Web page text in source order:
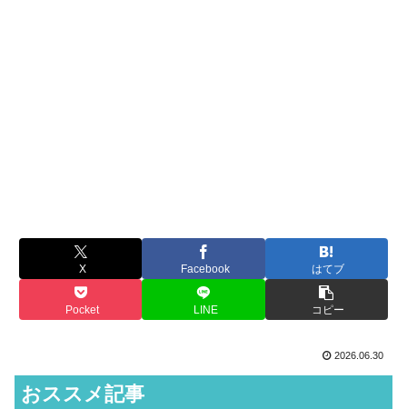
X Facebook はてブ
Pocket LINE コピー
2026.06.30
おススメ記事